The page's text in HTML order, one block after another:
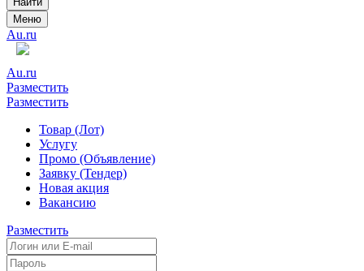
Меню
Au.ru
Au.ru
Разместить
Разместить
Товар (Лот)
Услугу
Промо (Объявление)
Заявку (Тендер)
Новая акция
Вакансию
Разместить